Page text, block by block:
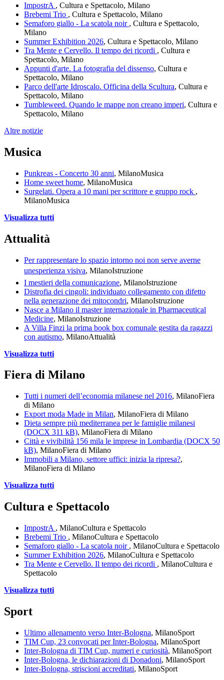
ImpostrA , Cultura e Spettacolo, Milano
Brebemi Trio , Cultura e Spettacolo, Milano
Semaforo giallo - La scatola noir , Cultura e Spettacolo,
Milano
Summer Exhibition 2026, Cultura e Spettacolo, Milano
Tra Mente e Cervello. Il tempo dei ricordi , Cultura e
Spettacolo, Milano
Appunti d'arte. La fotografia del dissenso, Cultura e
Spettacolo, Milano
Parco dell'arte Idroscalo. Officina della Scultura, Cultura e
Spettacolo, Milano
Tumbleweed. Quando le mappe non creano imperi, Cultura e
Spettacolo, Milano
Altre notizie
Musica
Punkreas - Concerto 30 anni, MilanoMusica
Home sweet home, MilanoMusica
Surgelati. Opera a 10 mani per scrittore e gruppo rock ,
MilanoMusica
Visualizza tutti
Attualità
Per rappresentare lo spazio intorno noi non serve averne
unesperienza visiva, MilanoIstruzione
I mestieri della comunicazione, MilanoIstruzione
Distrofia dei cingoli: individuato collegamento con difetto
nella generazione dei mitocondri, MilanoIstruzione
Nasce a Milano il master internazionale in Pharmaceutical
Medicine, MilanoIstruzione
A Villa Finzi la prima book box comunale gestita da ragazzi
con autismo, MilanoAttualità
Visualizza tutti
Fiera di Milano
Tutti i numeri dell’economia milanese nel 2016, MilanoFiera
di Milano
Export moda Made in Milan, MilanoFiera di Milano
Dieta sempre più mediterranea per le famiglie milanesi
(DOCX 311 kB), MilanoFiera di Milano
Città e vivibilità 156 mila le imprese in Lombardia (DOCX 50
kB), MilanoFiera di Milano
Immobili a Milano, settore uffici: inizia la ripresa?,
MilanoFiera di Milano
Visualizza tutti
Cultura e Spettacolo
ImpostrA , MilanoCultura e Spettacolo
Brebemi Trio , MilanoCultura e Spettacolo
Semaforo giallo - La scatola noir , MilanoCultura e Spettacolo
Summer Exhibition 2026, MilanoCultura e Spettacolo
Tra Mente e Cervello. Il tempo dei ricordi , MilanoCultura e
Spettacolo
Visualizza tutti
Sport
Ultimo allenamento verso Inter-Bologna, MilanoSport
TIM Cup, 23 convocati per Inter-Bologna, MilanoSport
Inter-Bologna di TIM Cup, numeri e curiosità, MilanoSport
Inter-Bologna, le dichiarazioni di Donadoni, MilanoSport
Inter-Bologna, striscioni accreditati, MilanoSport